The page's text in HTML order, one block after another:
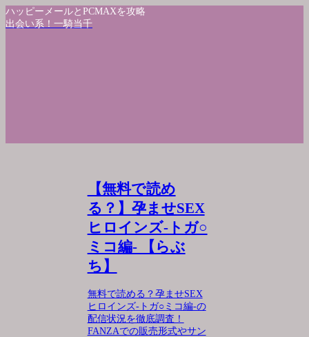
ハッピーメールとPCMAXを攻略
出会い系！一騎当千
【無料で読め
る？】孕ませSEX
ヒロインズ-トガ○
ミコ編- 【らぶ
ち】
無料で読める？孕ませSEX
ヒロインズ-トガ○ミコ編-の
配信状況を徹底調査！
FANZAでの販売形式やサン